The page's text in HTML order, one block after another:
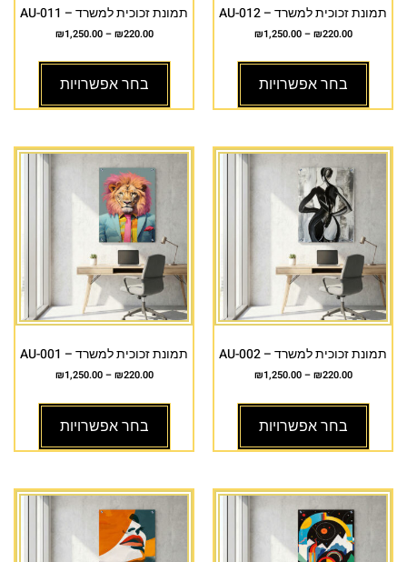
תמונת זכוכית למשרד – AU-012
₪220.00
–
₪1,250.00
בחר אפשרויות
תמונת זכוכית למשרד – AU-011
₪220.00
–
₪1,250.00
בחר אפשרויות
תמונת זכוכית למשרד – AU-002
₪220.00
–
₪1,250.00
בחר אפשרויות
תמונת זכוכית למשרד – AU-001
₪220.00
–
₪1,250.00
בחר אפשרויות